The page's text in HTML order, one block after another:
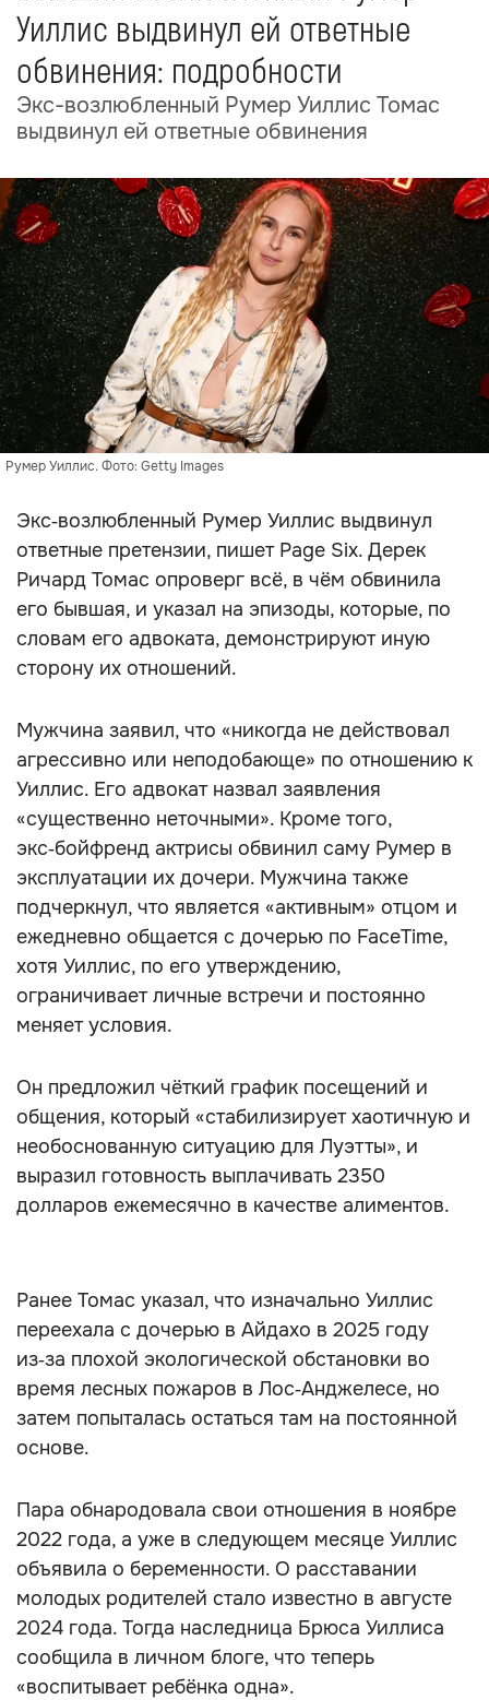
Уиллис выдвинул ей ответные
обвинения: подробности
Экс-возлюбленный Румер Уиллис Томас
выдвинул ей ответные обвинения
Румер Уиллис. Фото: Getty Images
Экс‑возлюбленный Румер Уиллис выдвинул
ответные претензии, пишет Page Six. Дерек
Ричард Томас опроверг всё, в чём обвинила
его бывшая, и указал на эпизоды, которые, по
словам его адвоката, демонстрируют иную
сторону их отношений.
Мужчина заявил, что «никогда не действовал
агрессивно или неподобающе» по отношению к
Уиллис. Его адвокат назвал заявления
«существенно неточными». Кроме того,
экс‑бойфренд актрисы обвинил саму Румер в
эксплуатации их дочери. Мужчина также
подчеркнул, что является «активным» отцом и
ежедневно общается с дочерью по FaceTime,
хотя Уиллис, по его утверждению,
ограничивает личные встречи и постоянно
меняет условия.
Он предложил чёткий график посещений и
общения, который «стабилизирует хаотичную и
необоснованную ситуацию для Луэтты», и
выразил готовность выплачивать 2350
долларов ежемесячно в качестве алиментов.
Ранее Томас указал, что изначально Уиллис
переехала с дочерью в Айдахо в 2025 году
из‑за плохой экологической обстановки во
время лесных пожаров в Лос‑Анджелесе, но
затем попыталась остаться там на постоянной
основе.
Пара обнародовала свои отношения в ноябре
2022 года, а уже в следующем месяце Уиллис
объявила о беременности. О расставании
молодых родителей стало известно в августе
2024 года. Тогда наследница Брюса Уиллиса
сообщила в личном блоге, что теперь
«воспитывает ребёнка одна».